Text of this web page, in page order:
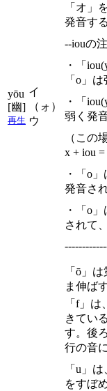
yōu
[幽]
再生
イ
（ォ）
ウ
「オ」
発音する
--iouの
・「
「o」
・「
弱く発
（この
x + iou
・「o
発音さ
・「o
されて
「ō」
ま伸ばす
「f」
きてい
す。後
行の音
「u」
をすぼ